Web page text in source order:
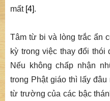
mất [4].
Tâm từ bi và lòng trắc ẩn
kỳ trong việc thay đổi thói
Nếu không chấp nhận
trong Phật giáo thì lấy
từ trường của các bậc